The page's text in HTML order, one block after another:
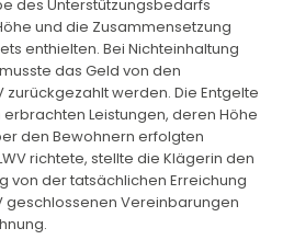
des Unterstützungsbedarfs
und die Zusammensetzung
enthielten. Bei Nichteinhaltung
das Geld von den
zurückgezahlt werden. Die Entgelte
Leistungen, deren Höhe
den Bewohnern erfolgten
richtete, stellte die Klägerin den
von der tatsächlichen Erreichung
geschlossenen Vereinbarungen